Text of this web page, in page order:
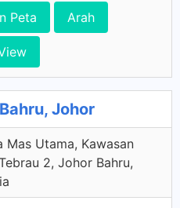
Peta Arah
Johor
Mas Utama, Kawasan
2, Johor Bahru,